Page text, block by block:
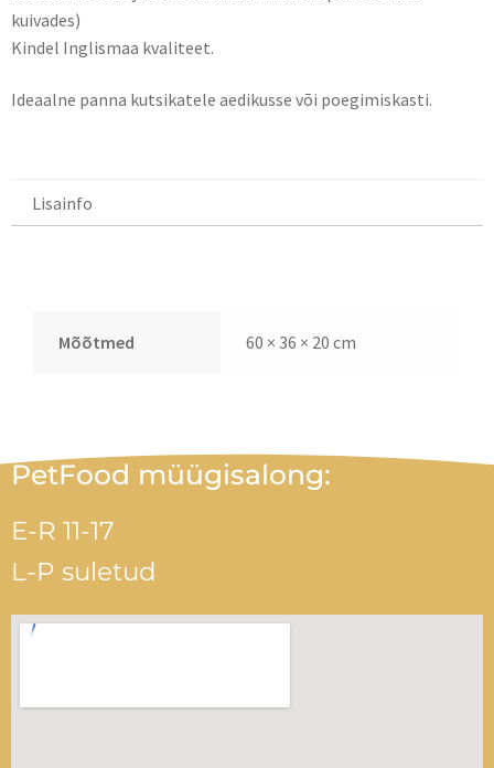
kuivades)
Kindel Inglismaa kvaliteet.
Ideaalne panna kutsikatele aedikusse või poegimiskasti.
Lisainfo
Mõõtmed 60 × 36 × 20 cm
PetFood müügisalong:
E-R 11-17
L-P suletud